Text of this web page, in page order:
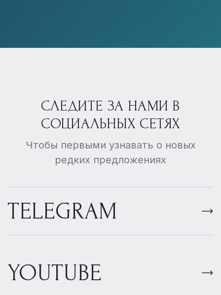
СЛЕДИТЕ ЗА НАМИ В
СОЦИАЛЬНЫХ СЕТЯХ
Чтобы первыми узнавать о новых
редких предложениях
TELEGRAM
YOUTUBE